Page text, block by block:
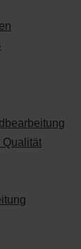
Qualität